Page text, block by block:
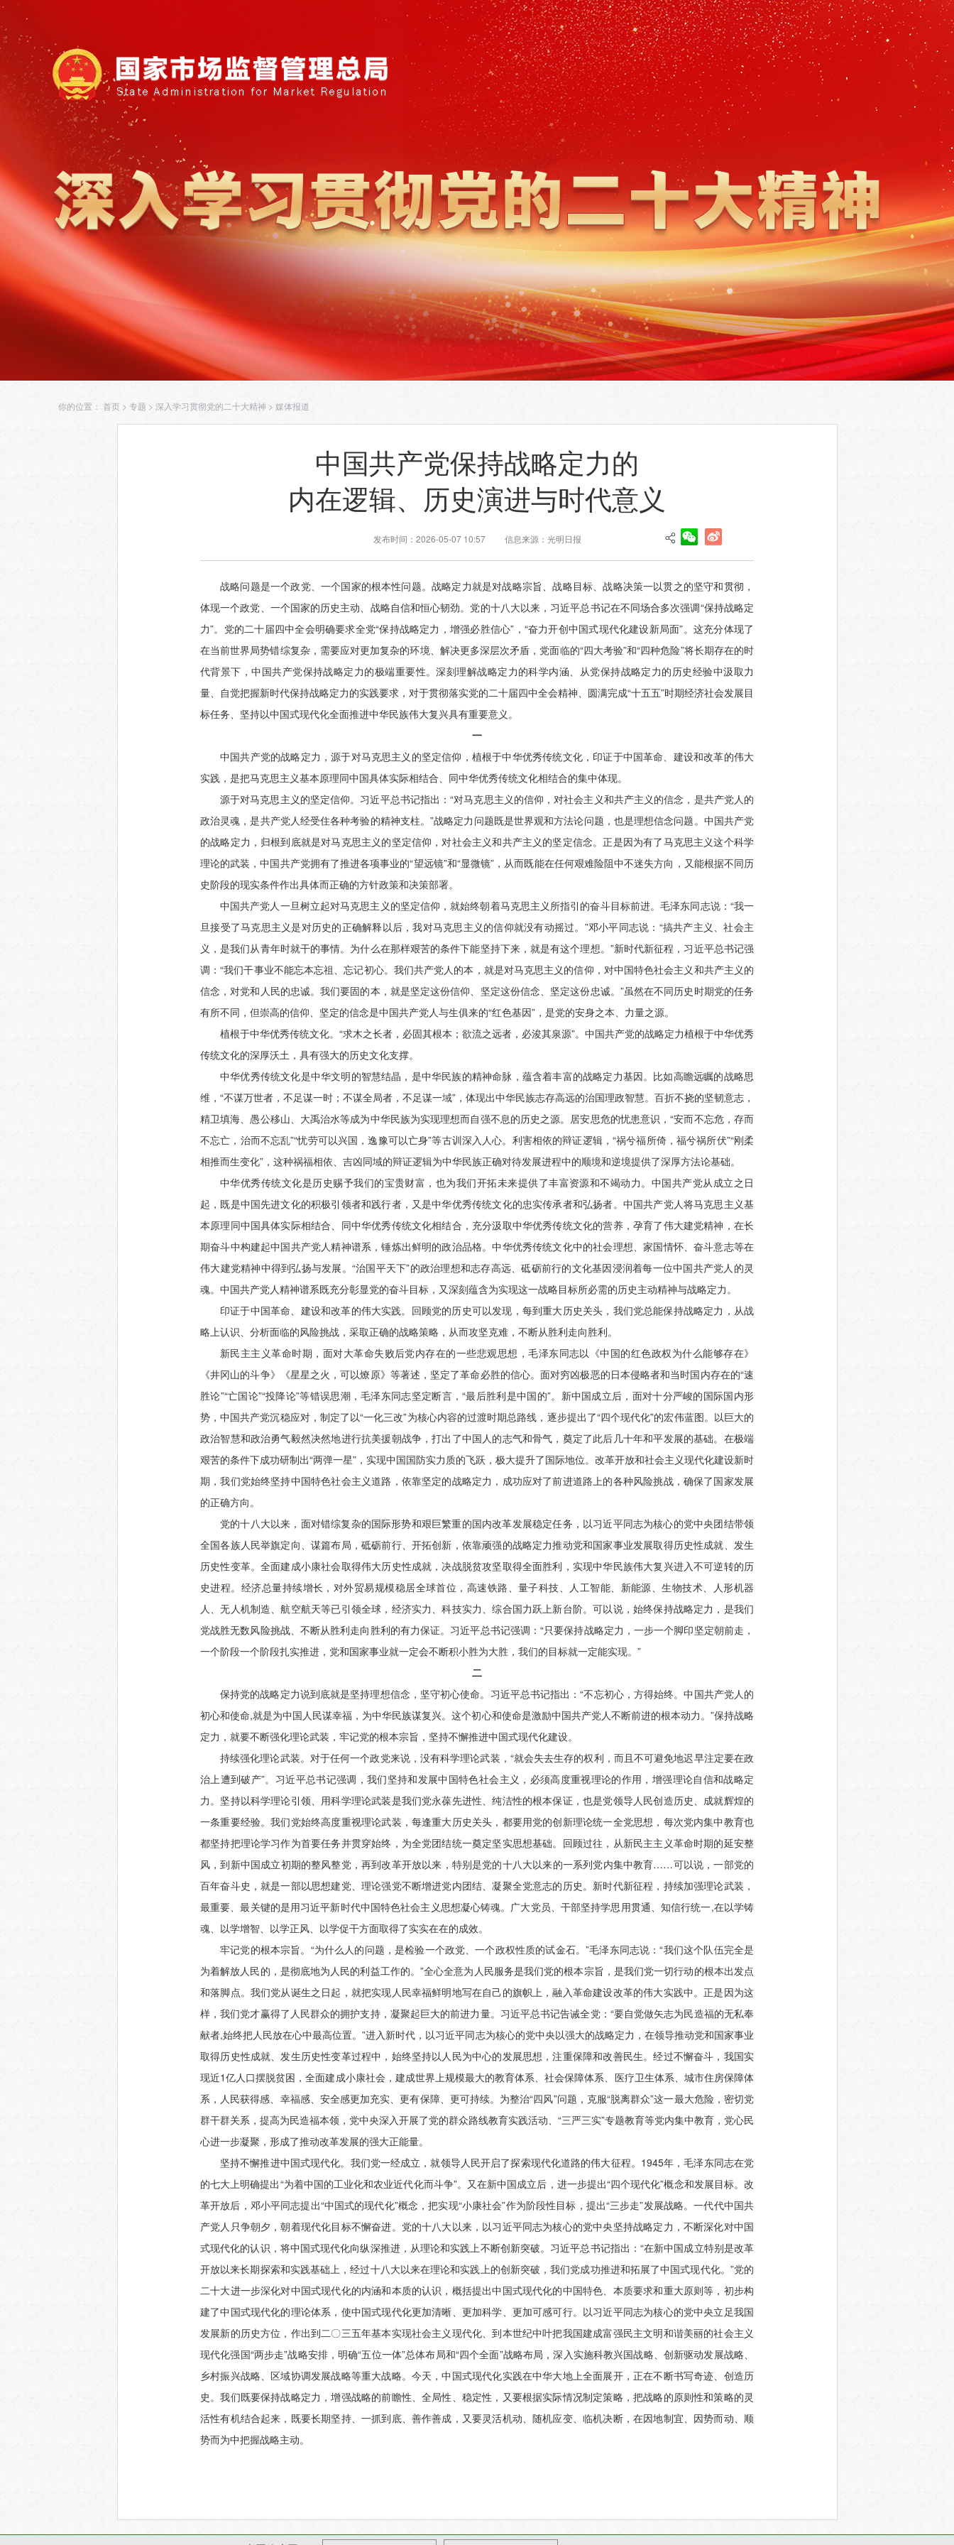
你的位置： 首页 > 专题 > 深入学习贯彻党的二十大精神 > 媒体报道
中国共产党保持战略定力的
内在逻辑、历史演进与时代意义
发布时间：2026-05-07 10:57 信息来源：光明日报
战略问题是一个政党、一个国家的根本性问题。战略定力就是对战略宗旨、战略目标、战略决策一以贯之的坚守和贯彻，
体现一个政党、一个国家的历史主动、战略自信和恒心韧劲。党的十八大以来，习近平总书记在不同场合多次强调“保持战略定
力”。党的二十届四中全会明确要求全党“保持战略定力，增强必胜信心”，“奋力开创中国式现代化建设新局面”。这充分体现了
在当前世界局势错综复杂，需要应对更加复杂的环境、解决更多深层次矛盾，党面临的“四大考验”和“四种危险”将长期存在的时
代背景下，中国共产党保持战略定力的极端重要性。深刻理解战略定力的科学内涵、从党保持战略定力的历史经验中汲取力
量、自觉把握新时代保持战略定力的实践要求，对于贯彻落实党的二十届四中全会精神、圆满完成“十五五”时期经济社会发展目
标任务、坚持以中国式现代化全面推进中华民族伟大复兴具有重要意义。
一
中国共产党的战略定力，源于对马克思主义的坚定信仰，植根于中华优秀传统文化，印证于中国革命、建设和改革的伟大
实践，是把马克思主义基本原理同中国具体实际相结合、同中华优秀传统文化相结合的集中体现。
源于对马克思主义的坚定信仰。习近平总书记指出：“对马克思主义的信仰，对社会主义和共产主义的信念，是共产党人的
政治灵魂，是共产党人经受住各种考验的精神支柱。”战略定力问题既是世界观和方法论问题，也是理想信念问题。中国共产党
的战略定力，归根到底就是对马克思主义的坚定信仰，对社会主义和共产主义的坚定信念。正是因为有了马克思主义这个科学
理论的武装，中国共产党拥有了推进各项事业的“望远镜”和“显微镜”，从而既能在任何艰难险阻中不迷失方向，又能根据不同历
史阶段的现实条件作出具体而正确的方针政策和决策部署。
中国共产党人一旦树立起对马克思主义的坚定信仰，就始终朝着马克思主义所指引的奋斗目标前进。毛泽东同志说：“我一
旦接受了马克思主义是对历史的正确解释以后，我对马克思主义的信仰就没有动摇过。”邓小平同志说：“搞共产主义、社会主
义，是我们从青年时就干的事情。为什么在那样艰苦的条件下能坚持下来，就是有这个理想。”新时代新征程，习近平总书记强
调：“我们干事业不能忘本忘祖、忘记初心。我们共产党人的本，就是对马克思主义的信仰，对中国特色社会主义和共产主义的
信念，对党和人民的忠诚。我们要固的本，就是坚定这份信仰、坚定这份信念、坚定这份忠诚。”虽然在不同历史时期党的任务
有所不同，但崇高的信仰、坚定的信念是中国共产党人与生俱来的“红色基因”，是党的安身之本、力量之源。
植根于中华优秀传统文化。“求木之长者，必固其根本；欲流之远者，必浚其泉源”。中国共产党的战略定力植根于中华优秀
传统文化的深厚沃土，具有强大的历史文化支撑。
中华优秀传统文化是中华文明的智慧结晶，是中华民族的精神命脉，蕴含着丰富的战略定力基因。比如高瞻远瞩的战略思
维，“不谋万世者，不足谋一时；不谋全局者，不足谋一域”，体现出中华民族志存高远的治国理政智慧。百折不挠的坚韧意志，
精卫填海、愚公移山、大禹治水等成为中华民族为实现理想而自强不息的历史之源。居安思危的忧患意识，“安而不忘危，存而
不忘亡，治而不忘乱”“忧劳可以兴国，逸豫可以亡身”等古训深入人心。利害相依的辩证逻辑，“祸兮福所倚，福兮祸所伏”“刚柔
相推而生变化”，这种祸福相依、吉凶同域的辩证逻辑为中华民族正确对待发展进程中的顺境和逆境提供了深厚方法论基础。
中华优秀传统文化是历史赐予我们的宝贵财富，也为我们开拓未来提供了丰富资源和不竭动力。中国共产党从成立之日
起，既是中国先进文化的积极引领者和践行者，又是中华优秀传统文化的忠实传承者和弘扬者。中国共产党人将马克思主义基
本原理同中国具体实际相结合、同中华优秀传统文化相结合，充分汲取中华优秀传统文化的营养，孕育了伟大建党精神，在长
期奋斗中构建起中国共产党人精神谱系，锤炼出鲜明的政治品格。中华优秀传统文化中的社会理想、家国情怀、奋斗意志等在
伟大建党精神中得到弘扬与发展。“治国平天下”的政治理想和志存高远、砥砺前行的文化基因浸润着每一位中国共产党人的灵
魂。中国共产党人精神谱系既充分彰显党的奋斗目标，又深刻蕴含为实现这一战略目标所必需的历史主动精神与战略定力。
印证于中国革命、建设和改革的伟大实践。回顾党的历史可以发现，每到重大历史关头，我们党总能保持战略定力，从战
略上认识、分析面临的风险挑战，采取正确的战略策略，从而攻坚克难，不断从胜利走向胜利。
新民主主义革命时期，面对大革命失败后党内存在的一些悲观思想，毛泽东同志以《中国的红色政权为什么能够存在》
《井冈山的斗争》《星星之火，可以燎原》等著述，坚定了革命必胜的信心。面对穷凶极恶的日本侵略者和当时国内存在的“速
胜论”“亡国论”“投降论”等错误思潮，毛泽东同志坚定断言，“最后胜利是中国的”。新中国成立后，面对十分严峻的国际国内形
势，中国共产党沉稳应对，制定了以“一化三改”为核心内容的过渡时期总路线，逐步提出了“四个现代化”的宏伟蓝图。以巨大的
政治智慧和政治勇气毅然决然地进行抗美援朝战争，打出了中国人的志气和骨气，奠定了此后几十年和平发展的基础。在极端
艰苦的条件下成功研制出“两弹一星”，实现中国国防实力质的飞跃，极大提升了国际地位。改革开放和社会主义现代化建设新时
期，我们党始终坚持中国特色社会主义道路，依靠坚定的战略定力，成功应对了前进道路上的各种风险挑战，确保了国家发展
的正确方向。
党的十八大以来，面对错综复杂的国际形势和艰巨繁重的国内改革发展稳定任务，以习近平同志为核心的党中央团结带领
全国各族人民举旗定向、谋篇布局，砥砺前行、开拓创新，依靠顽强的战略定力推动党和国家事业发展取得历史性成就、发生
历史性变革。全面建成小康社会取得伟大历史性成就，决战脱贫攻坚取得全面胜利，实现中华民族伟大复兴进入不可逆转的历
史进程。经济总量持续增长，对外贸易规模稳居全球首位，高速铁路、量子科技、人工智能、新能源、生物技术、人形机器
人、无人机制造、航空航天等已引领全球，经济实力、科技实力、综合国力跃上新台阶。可以说，始终保持战略定力，是我们
党战胜无数风险挑战、不断从胜利走向胜利的有力保证。习近平总书记强调：“只要保持战略定力，一步一个脚印坚定朝前走，
一个阶段一个阶段扎实推进，党和国家事业就一定会不断积小胜为大胜，我们的目标就一定能实现。”
二
保持党的战略定力说到底就是坚持理想信念，坚守初心使命。习近平总书记指出：“不忘初心，方得始终。中国共产党人的
初心和使命,就是为中国人民谋幸福，为中华民族谋复兴。这个初心和使命是激励中国共产党人不断前进的根本动力。”保持战略
定力，就要不断强化理论武装，牢记党的根本宗旨，坚持不懈推进中国式现代化建设。
持续强化理论武装。对于任何一个政党来说，没有科学理论武装，“就会失去生存的权利，而且不可避免地迟早注定要在政
治上遭到破产”。习近平总书记强调，我们坚持和发展中国特色社会主义，必须高度重视理论的作用，增强理论自信和战略定
力。坚持以科学理论引领、用科学理论武装是我们党永葆先进性、纯洁性的根本保证，也是党领导人民创造历史、成就辉煌的
一条重要经验。我们党始终高度重视理论武装，每逢重大历史关头，都要用党的创新理论统一全党思想，每次党内集中教育也
都坚持把理论学习作为首要任务并贯穿始终，为全党团结统一奠定坚实思想基础。回顾过往，从新民主主义革命时期的延安整
风，到新中国成立初期的整风整党，再到改革开放以来，特别是党的十八大以来的一系列党内集中教育……可以说，一部党的
百年奋斗史，就是一部以思想建党、理论强党不断增进党内团结、凝聚全党意志的历史。新时代新征程，持续加强理论武装，
最重要、最关键的是用习近平新时代中国特色社会主义思想凝心铸魂。广大党员、干部坚持学思用贯通、知信行统一,在以学铸
魂、以学增智、以学正风、以学促干方面取得了实实在在的成效。
牢记党的根本宗旨。“为什么人的问题，是检验一个政党、一个政权性质的试金石。”毛泽东同志说：“我们这个队伍完全是
为着解放人民的，是彻底地为人民的利益工作的。”全心全意为人民服务是我们党的根本宗旨，是我们党一切行动的根本出发点
和落脚点。我们党从诞生之日起，就把实现人民幸福鲜明地写在自己的旗帜上，融入革命建设改革的伟大实践中。正是因为这
样，我们党才赢得了人民群众的拥护支持，凝聚起巨大的前进力量。习近平总书记告诫全党：“要自觉做矢志为民造福的无私奉
献者,始终把人民放在心中最高位置。”进入新时代，以习近平同志为核心的党中央以强大的战略定力，在领导推动党和国家事业
取得历史性成就、发生历史性变革过程中，始终坚持以人民为中心的发展思想，注重保障和改善民生。经过不懈奋斗，我国实
现近1亿人口摆脱贫困，全面建成小康社会，建成世界上规模最大的教育体系、社会保障体系、医疗卫生体系、城市住房保障体
系，人民获得感、幸福感、安全感更加充实、更有保障、更可持续。为整治“四风”问题，克服“脱离群众”这一最大危险，密切党
群干群关系，提高为民造福本领，党中央深入开展了党的群众路线教育实践活动、“三严三实”专题教育等党内集中教育，党心民
心进一步凝聚，形成了推动改革发展的强大正能量。
坚持不懈推进中国式现代化。我们党一经成立，就领导人民开启了探索现代化道路的伟大征程。1945年，毛泽东同志在党
的七大上明确提出“为着中国的工业化和农业近代化而斗争”。又在新中国成立后，进一步提出“四个现代化”概念和发展目标。改
革开放后，邓小平同志提出“中国式的现代化”概念，把实现“小康社会”作为阶段性目标，提出“三步走”发展战略。一代代中国共
产党人只争朝夕，朝着现代化目标不懈奋进。党的十八大以来，以习近平同志为核心的党中央坚持战略定力，不断深化对中国
式现代化的认识，将中国式现代化向纵深推进，从理论和实践上不断创新突破。习近平总书记指出：“在新中国成立特别是改革
开放以来长期探索和实践基础上，经过十八大以来在理论和实践上的创新突破，我们党成功推进和拓展了中国式现代化。”党的
二十大进一步深化对中国式现代化的内涵和本质的认识，概括提出中国式现代化的中国特色、本质要求和重大原则等，初步构
建了中国式现代化的理论体系，使中国式现代化更加清晰、更加科学、更加可感可行。以习近平同志为核心的党中央立足我国
发展新的历史方位，作出到二〇三五年基本实现社会主义现代化、到本世纪中叶把我国建成富强民主文明和谐美丽的社会主义
现代化强国“两步走”战略安排，明确“五位一体”总体布局和“四个全面”战略布局，深入实施科教兴国战略、创新驱动发展战略、
乡村振兴战略、区域协调发展战略等重大战略。今天，中国式现代化实践在中华大地上全面展开，正在不断书写奇迹、创造历
史。我们既要保持战略定力，增强战略的前瞻性、全局性、稳定性，又要根据实际情况制定策略，把战略的原则性和策略的灵
活性有机结合起来，既要长期坚持、一抓到底、善作善成，又要灵活机动、随机应变、临机决断，在因地制宜、因势而动、顺
势而为中把握战略主动。